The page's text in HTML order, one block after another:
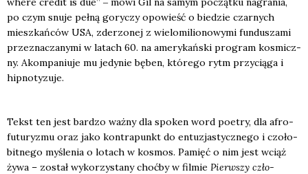
po czym snu­je peł­ną gory­czy opo­wieść o bie­dzie czar­nych
miesz­kań­ców USA, zde­rzo­nej z wie­lo­mi­lio­no­wy­mi fun­du­sza­mi
prze­zna­cza­ny­mi w latach 60. na ame­ry­kań­ski pro­gram kosmicz­
ny. Akom­pa­niu­je mu jedy­nie bęben, któ­re­go rytm przy­cią­ga i
hip­no­ty­zu­je.
Tekst ten jest bar­dzo waż­ny dla spo­ken word poetry, dla afro­
fu­tu­ry­zmu oraz jako kon­tra­punkt do entu­zja­stycz­ne­go i czo­ło­
bit­ne­go myśle­nia o lotach w kosmos. Pamięć o nim jest wciąż
żywa – został wyko­rzy­sta­ny choć­by w fil­mie Pierw­szy czło­